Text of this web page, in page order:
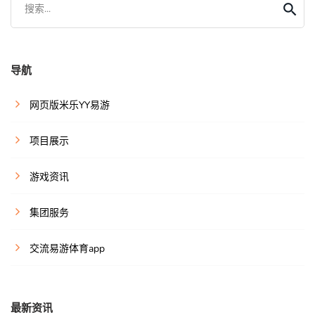
搜索...
导航
网页版米乐YY易游
项目展示
游戏资讯
集团服务
交流易游体育app
最新资讯